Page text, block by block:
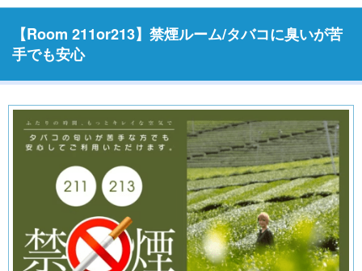
【Room 211or213】禁煙ルーム/タバコに臭いが苦
手でも安心